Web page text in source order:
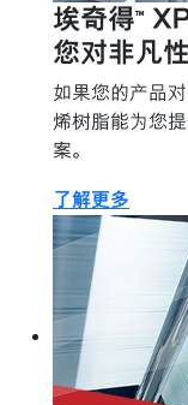
埃奇得™
您对非凡
如果您的产品
烯树脂能为您
案。
了解更多